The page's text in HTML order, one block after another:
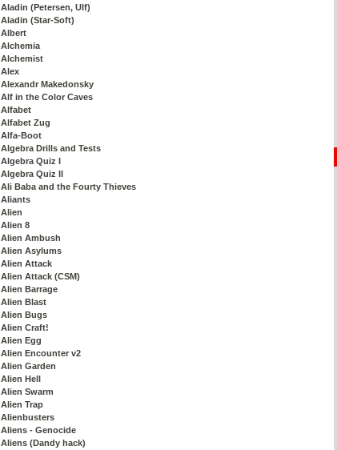
Aladin (Petersen, Ulf)
Aladin (Star-Soft)
Albert
Alchemia
Alchemist
Alex
Alexandr Makedonsky
Alf in the Color Caves
Alfabet
Alfabet Zug
Alfa-Boot
Algebra Drills and Tests
Algebra Quiz I
Algebra Quiz II
Ali Baba and the Fourty Thieves
Aliants
Alien
Alien 8
Alien Ambush
Alien Asylums
Alien Attack
Alien Attack (CSM)
Alien Barrage
Alien Blast
Alien Bugs
Alien Craft!
Alien Egg
Alien Encounter v2
Alien Garden
Alien Hell
Alien Swarm
Alien Trap
Alienbusters
Aliens - Genocide
Aliens (Dandy hack)